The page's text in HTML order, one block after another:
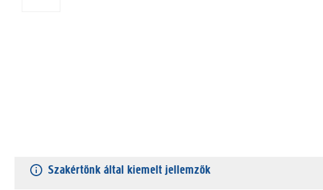
Szakértőnk által kiemelt jellemzők